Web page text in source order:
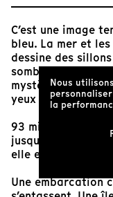
C’est une image
bleu. La mer et
dessine des
sombre, dont les
mystère. Parfois,
yeux pour en
93 minutes durant
jusqu’à
elle est prise. Un
Une embarcation
Nous
la